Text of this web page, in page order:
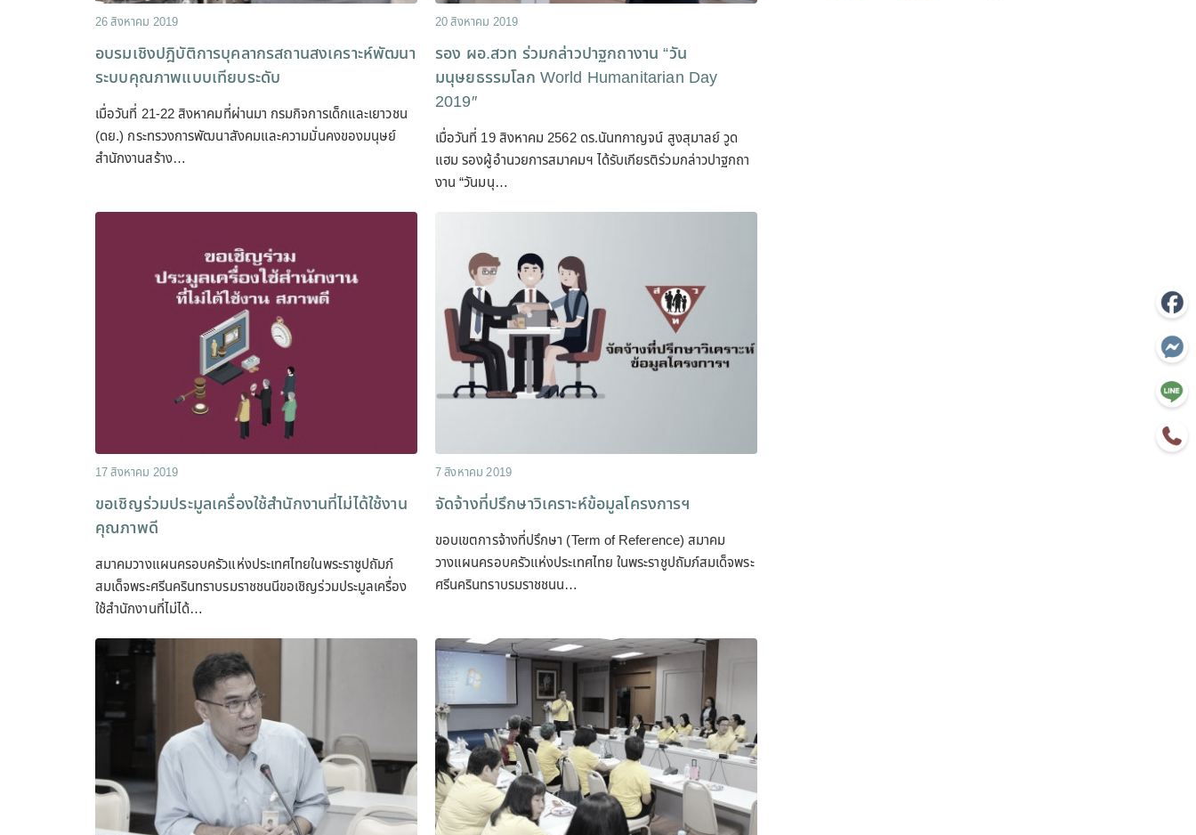
26 สิงหาคม 2019
อบรมเชิงปฎิบัติการบุคลากรสถานสงเคราะห์พัฒนา
ระบบคุณภาพแบบเทียบระดับ
เมื่อวันที่ 21-22 สิงหาคมที่ผ่านมา กรมกิจการเด็กและเยาวชน
(ดย.) กระทรวงการพัฒนาสังคมและความมั่นคงของมนุษย์
สำนักงานสร้าง…
20 สิงหาคม 2019
รอง ผอ.สวท ร่วมกล่าวปาฐกถางาน “วัน
มนุษยธรรมโลก World Humanitarian Day
2019″
เมื่อวันที่ 19 สิงหาคม 2562 ดร.นันทกาญจน์ สูงสุมาลย์ วูด
แฮม รองผู้อำนวยการสมาคมฯ ได้รับเกียรติร่วมกล่าวปาฐกถา
งาน “วันมนุ…
17 สิงหาคม 2019
ขอเชิญร่วมประมูลเครื่องใช้สำนักงานที่ไม่ได้ใช้งาน
คุณภาพดี
สมาคมวางแผนครอบครัวแห่งประเทศไทยในพระราชูปถัมภ์
สมเด็จพระศรีนครินทราบรมราชชนนีขอเชิญร่วมประมูลเครื่อง
ใช้สำนักงานที่ไม่ได้…
7 สิงหาคม 2019
จัดจ้างที่ปรึกษาวิเคราะห์ข้อมูลโครงการฯ
ขอบเขตการจ้างที่ปรึกษา (Term of Reference) สมาคม
วางแผนครอบครัวแห่งประเทศไทย ในพระราชูปถัมภ์สมเด็จพระ
ศรีนครินทราบรมราชชนน…